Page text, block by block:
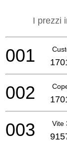
I prezzi
001
002
Vite
003